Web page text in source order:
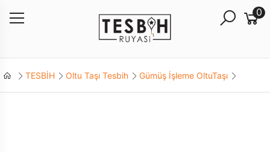
0
TESBİH Oltu Taşı Tesbih Gümüş İşleme OltuTaşı